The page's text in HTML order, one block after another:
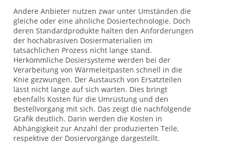
Andere Anbieter nutzen zwar unter Umständen die
gleiche oder eine ähnliche Dosiertechnologie. Doch
deren Standardprodukte halten den Anforderungen
der hochabrasiven Dosiermaterialien im
tatsächlichen Prozess nicht lange stand.
Herkömmliche Dosiersysteme werden bei der
Verarbeitung von Wärmeleitpasten schnell in die
Knie gezwungen. Der Austausch von Ersatzteilen
lässt nicht lange auf sich warten. Dies bringt
ebenfalls Kosten für die Umrüstung und den
Bestellvorgang mit sich. Das zeigt die nachfolgende
Grafik deutlich. Darin werden die Kosten in
Abhängigkeit zur Anzahl der produzierten Teile,
respektive der Dosiervorgänge dargestellt.